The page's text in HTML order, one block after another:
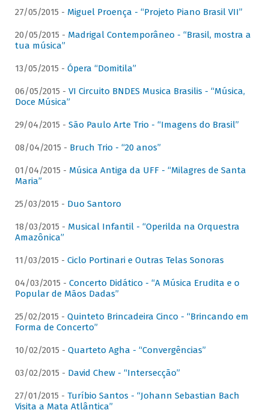
27/05/2015 - Miguel Proença - “Projeto Piano Brasil VII”
20/05/2015 - Madrigal Contemporâneo - “Brasil, mostra a
tua música”
13/05/2015 - Ópera “Domitila”
06/05/2015 - VI Circuito BNDES Musica Brasilis - “Música,
Doce Música”
29/04/2015 - São Paulo Arte Trio - “Imagens do Brasil”
08/04/2015 - Bruch Trio - “20 anos”
01/04/2015 - Música Antiga da UFF - “Milagres de Santa
Maria”
25/03/2015 - Duo Santoro
18/03/2015 - Musical Infantil - “Operilda na Orquestra
Amazônica”
11/03/2015 - Ciclo Portinari e Outras Telas Sonoras
04/03/2015 - Concerto Didático - “A Música Erudita e o
Popular de Mãos Dadas”
25/02/2015 - Quinteto Brincadeira Cinco - “Brincando em
Forma de Concerto”
10/02/2015 - Quarteto Agha - “Convergências”
03/02/2015 - David Chew - “Intersecção”
27/01/2015 - Turíbio Santos - “Johann Sebastian Bach
Visita a Mata Atlântica”